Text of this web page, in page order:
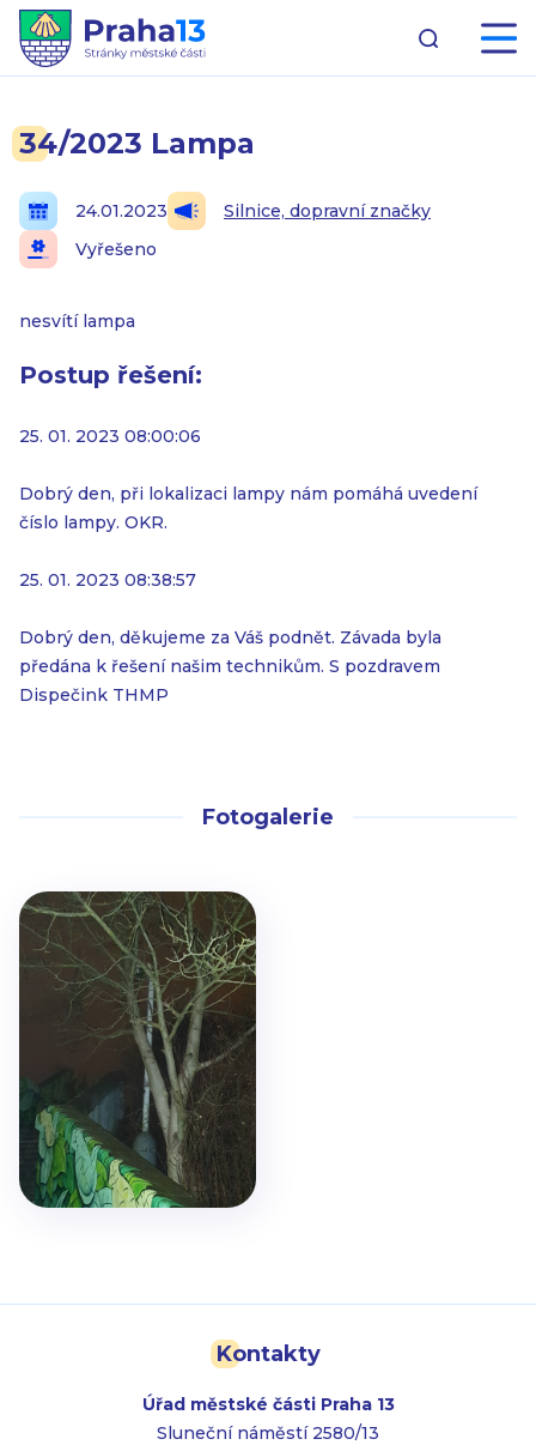
34/2023 Lampa
24.01.2023
Silnice, dopravní značky
Vyřešeno
nesvítí lampa
Postup řešení:
25. 01. 2023 08:00:06
Dobrý den, při lokalizaci lampy nám pomáhá uvedení
číslo lampy. OKR.
25. 01. 2023 08:38:57
Dobrý den, děkujeme za Váš podnět. Závada byla
předána k řešení našim technikům. S pozdravem
Dispečink THMP
Fotogalerie
Kontakty
Úřad městské části Praha 13
Sluneční náměstí 2580/13